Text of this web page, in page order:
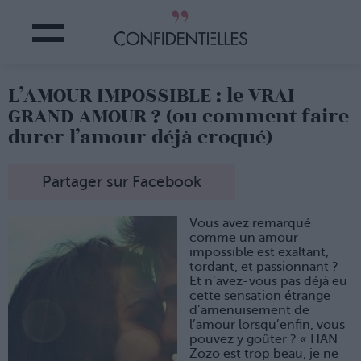
L’AMOUR IMPOSSIBLE : le VRAI
GRAND AMOUR ? (ou comment faire
durer l’amour déjà croqué)
Partager sur Facebook
Vous avez remarqué
comme un amour
impossible est exaltant,
tordant, et passionnant ?
Et n’avez-vous pas déjà eu
cette sensation étrange
d’amenuisement de
l’amour lorsqu’enfin, vous
pouvez y goûter ? « HAN
Zozo est trop beau, je ne